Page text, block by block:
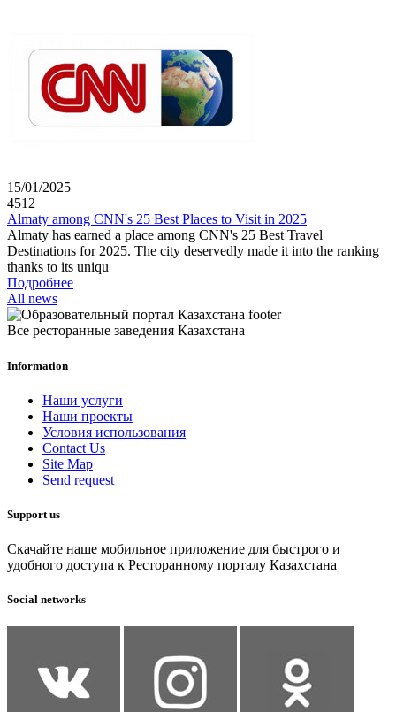
15/01/2025
4512
Almaty among CNN's 25 Best Places to Visit in 2025
Almaty has earned a place among CNN's 25 Best Travel
Destinations for 2025. The city deservedly made it into the ranking
thanks to its uniqu
Подробнее
All news
Все ресторанные заведения Казахстана
Information
Наши услуги
Наши проекты
Условия использования
Contact Us
Site Map
Send request
Support us
Скачайте наше мобильное приложение для быстрого и
удобного доступа к Ресторанному порталу Казахстана
Social networks